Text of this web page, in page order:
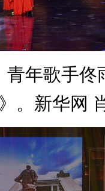
年歌手佟
。新华网